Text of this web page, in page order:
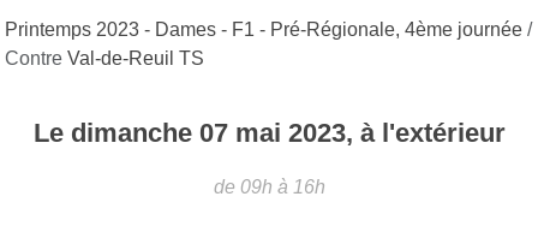
Printemps 2023 - Dames - F1 - Pré-Régionale, 4ème journée /
Contre Val-de-Reuil TS
Le dimanche 07 mai 2023, à l'extérieur
de 09h à 16h